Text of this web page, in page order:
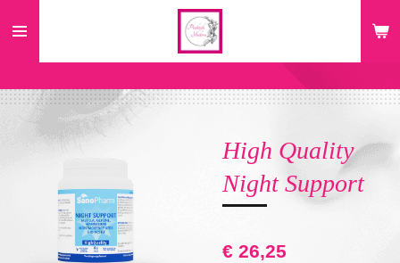
de
hoofdinhoud
High Quality
Night Support
€ 26,25